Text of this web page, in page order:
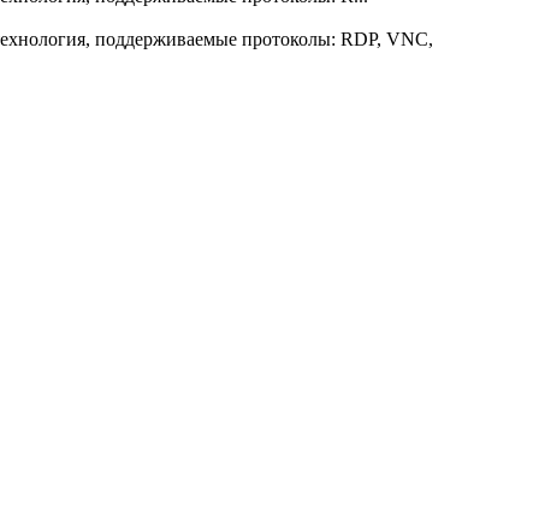
поддерживаемые протоколы: RDP, VNC,